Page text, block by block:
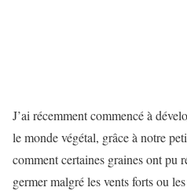
J’ai récemment commencé à
le monde végétal, grâce à notre
comment certaines graines ont pu
germer malgré les vents forts ou